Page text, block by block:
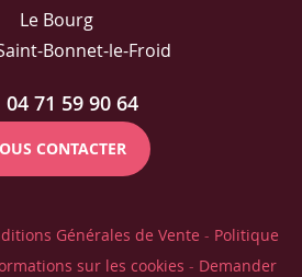
Le Bourg
Bonnet-le-Froid
04 71 59 90 64
CONTACTER
Générales de Vente - Politique
sur les cookies - Demander